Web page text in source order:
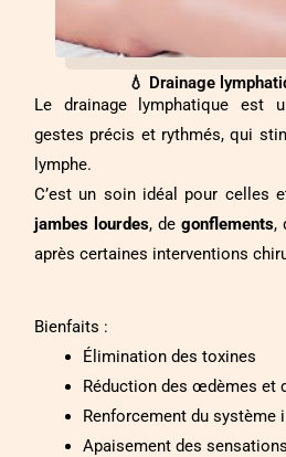
💧 Drainage
Le drainage lymphatique est
gestes précis et rythmés, qui
lymphe.
C’est un soin idéal pour celles
jambes lourdes, de gonflements,
après certaines interventions
Bienfaits :
Élimination des toxines
Réduction des œdèmes et
Renforcement du système
Apaisement des